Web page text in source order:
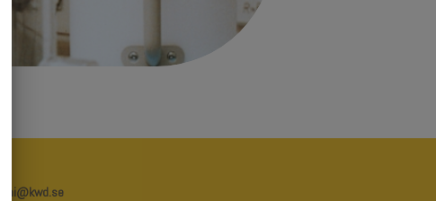
ni@kwd.se